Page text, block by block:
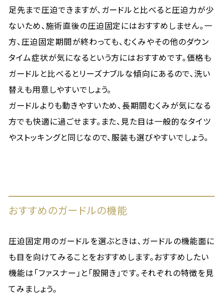
足先まで圧迫できますが、ガードルと比べると圧迫力が少
ないため、施術直後の圧迫固定にはおすすめしません。一
方、圧迫固定期間が終わっても、むくみやその他のダウン
タイム症状が気になるという方にはおすすめです。価格も
ガードルと比べるとリーズナブルな傾向にあるので、洗い
替えも用意しやすいでしょう。
ガードルよりも動きやすいため、長期間むくみが気になる
方でも快適に過ごせます。また、見た目は一般的なタイツ
やストッキングと同じなので、服装も選びやすいでしょう。
おすすめのガードルの機能
圧迫固定用のガードルを選ぶときは、ガードルの機能面に
も目を向けてみることをおすすめします。おすすめしたい
機能は「ファスナー」と「股開き」です。それぞれの特徴を見
てみましょう。